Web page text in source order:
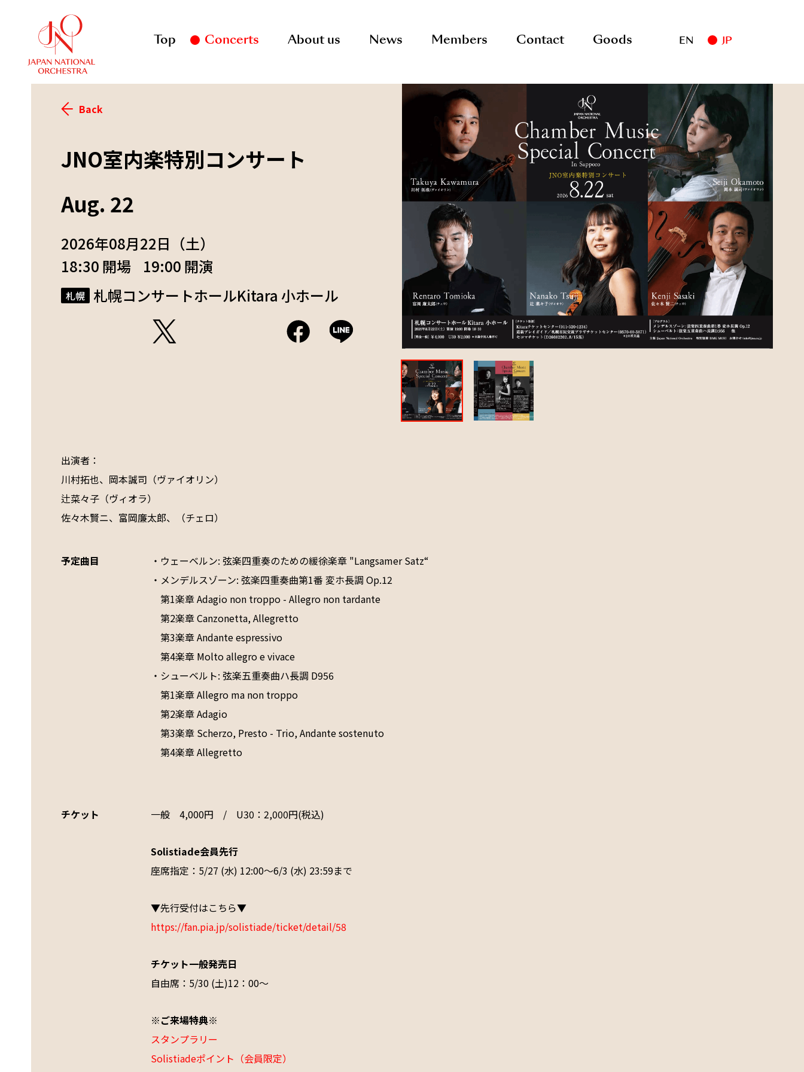
Top Concerts About us News Members Contact Goods EN JP
Back
JNO室内楽特別コンサート
Aug. 22
2026年08月22日（土）
18:30 開場
19:00 開演
札幌 札幌コンサートホールKitara 小ホール
出演者：
川村拓也、岡本誠司（ヴァイオリン）
辻菜々子（ヴィオラ）
予定曲目
・ウェーベルン: 弦楽四重奏のための緩徐楽章 "Langsamer Satz“
・メンデルスゾーン: 弦楽四重奏曲第1番 変ホ長調 Op.12
第1楽章 Adagio non troppo - Allegro non tardante
第2楽章 Canzonetta, Allegretto
第3楽章 Andante espressivo
第4楽章 Molto allegro e vivace
・シューベルト: 弦楽五重奏曲ハ長調 D956
第1楽章 Allegro ma non troppo
第2楽章 Adagio
第3楽章 Scherzo, Presto - Trio, Andante sostenuto
第4楽章 Allegretto
チケット 一般 4,000円 / U30：2,000円(税込)
Solistiade会員先行
座席指定：5/27 (水) 12:00～6/3 (水) 23:59まで
▼先行受付はこちら▼
https://fan.pia.jp/solistiade/ticket/detail/58
チケット一般発売日
自由席：5/30 (土)12：00～
※ご来場特典※
スタンプラリー
Solistiadeポイント（会員限定）